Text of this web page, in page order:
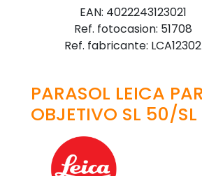
EAN: 4022243123021
Ref. fotocasion: 51708
Ref. fabricante: LCA12302
PARASOL LEICA
OBJETIVO SL 50/